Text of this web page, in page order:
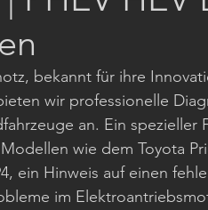
bekannt für ihre
wir professionelle
an. Ein
wie dem Toyota
ein Hinweis auf einen
im